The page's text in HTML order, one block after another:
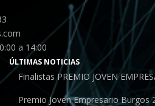
a 14:00
ÚLTIMAS NOTICIAS
Finalistas PREMIO JOVEN
Premio Joven Empresario Burgos